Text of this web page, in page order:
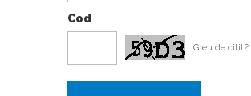
Cod
Greu de citit?